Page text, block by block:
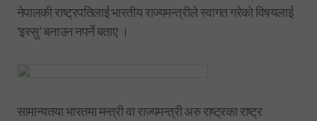
नेपालकी राष्ट्रपतिलाई भारतीय राज्यमन्त्रीले स्वागत गरेको विषयलाई
‘इस्सु’ बनाउन नपर्ने बताए ।
सामान्यतया भारतमा मन्त्री वा राज्यमन्त्री अरु राष्ट्रका राष्ट्र